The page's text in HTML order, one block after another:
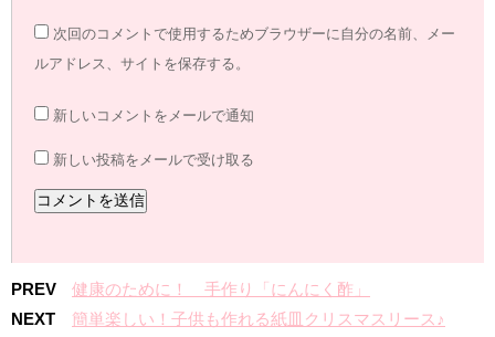
次回のコメントで使用するためブラウザーに自分の名前、メー
ルアドレス、サイトを保存する。
新しいコメントをメールで通知
新しい投稿をメールで受け取る
PREV
健康のために！ 手作り「にんにく酢」
NEXT
簡単楽しい！子供も作れる紙皿クリスマスリース♪